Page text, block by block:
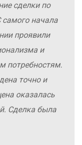
сделки по
самого начала
проявили
и
потребностям.
точно и
оказалась
Сделка была
Excavator